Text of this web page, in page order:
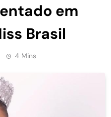
em
Brasil
4 Mins